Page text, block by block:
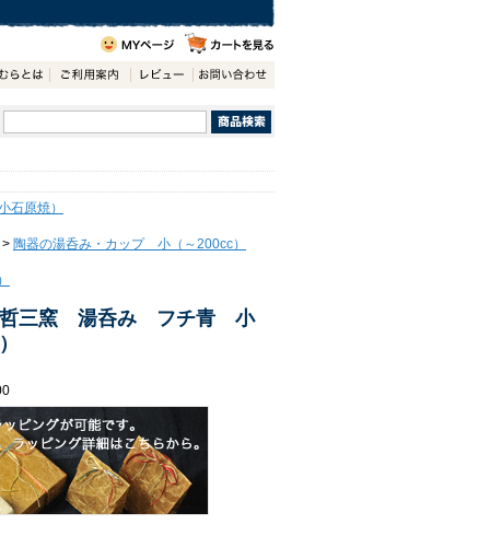
石原焼）
> 陶器の湯呑み・カップ 小（～200cc）
哲三窯 湯呑み フチ青 小